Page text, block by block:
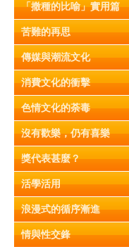
「撒種的比喻」實用篇
苦難的再思
傳媒與潮流文化
消費文化的衝擊
色情文化的荼毒
沒有歡樂，仍有喜樂
獎代表甚麼？
活學活用
浪漫式的循序漸進
情與性交鋒